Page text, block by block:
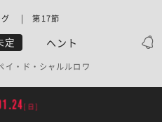
定 ヘント
グ | 第17節
イ・ド・シャルルロワ
[日]